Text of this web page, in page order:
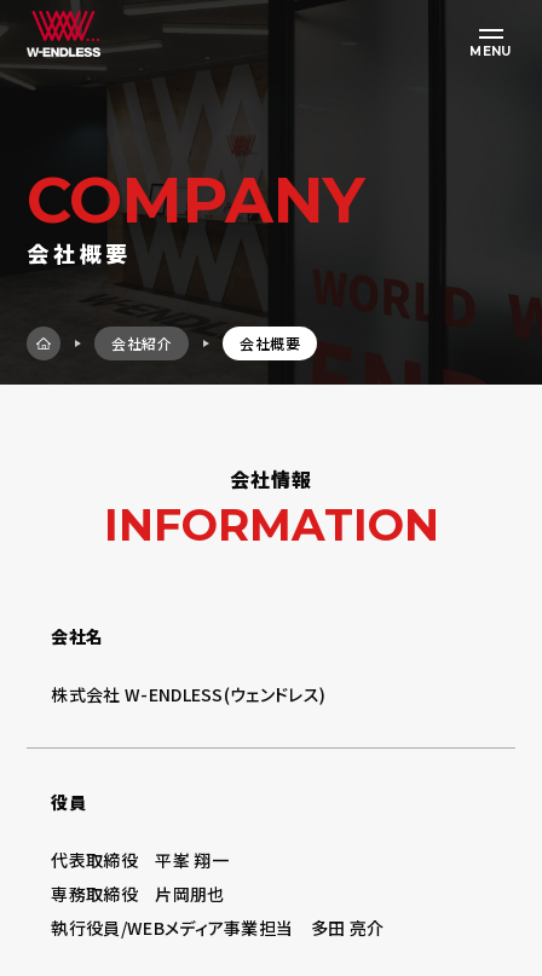
MENU
COMPANY
会社概要
会社紹介 会社概要
会社情報
INFORMATION
会社名
株式会社 W-ENDLESS(ウェンドレス)
役員
代表取締役 平峯 翔一
専務取締役 片岡朋也
執行役員/WEBメディア事業担当 多田 亮介